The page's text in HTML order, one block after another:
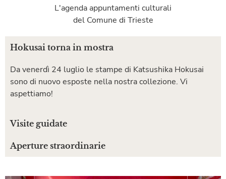
L'agenda appuntamenti culturali
del Comune di Trieste
Hokusai torna in mostra
Da venerdì 24 luglio le stampe di Katsushika Hokusai
sono di nuovo esposte nella nostra collezione. Vi
aspettiamo!
Visite guidate
Aperture straordinarie